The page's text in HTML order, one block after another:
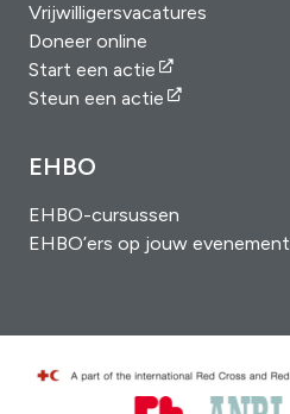
Vrijwilligersvacatures
Doneer online
Start een actie
Steun een actie
EHBO
EHBO-cursussen
EHBO’ers op jouw evenement